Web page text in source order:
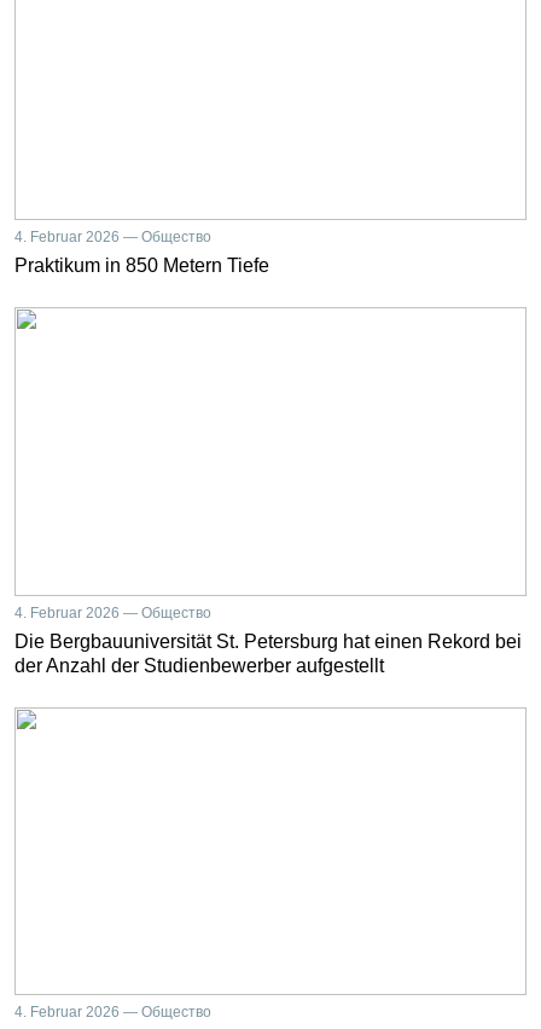
4. Februar 2026 — Общество
Praktikum in 850 Metern Tiefe
4. Februar 2026 — Общество
Die Bergbauuniversität St. Petersburg hat einen Rekord bei
der Anzahl der Studienbewerber aufgestellt
4. Februar 2026 — Общество